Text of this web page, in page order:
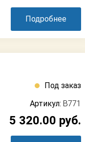
Подробнее
Под заказ
Артикул: B771
5 320.00 руб.